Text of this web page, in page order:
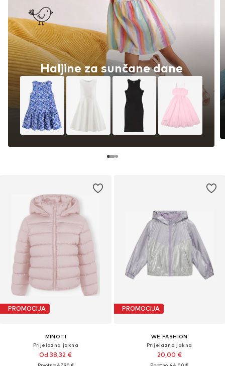
PROMOCIJA
MINOTI
Prijelazna jakna
Od 38,32 €
PROMOCIJA
WE FASHION
Prijelazna jakna
20,00 €
Haljine za sunčane dane